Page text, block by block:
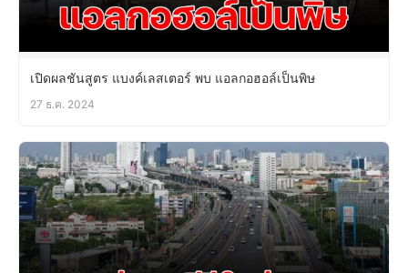
เปิดผลชันสูตร แบงค์เลสเตอร์ พบ แอลกอฮอล์เป็นพิษ
27 ธ.ค. 2024